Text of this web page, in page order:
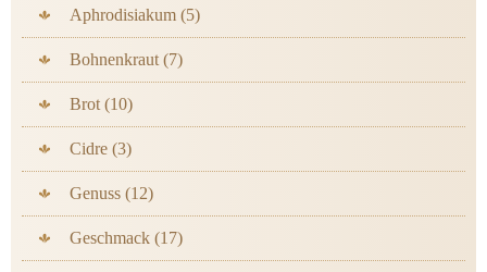
Aphrodisiakum (5)
Bohnenkraut (7)
Brot (10)
Cidre (3)
Genuss (12)
Geschmack (17)